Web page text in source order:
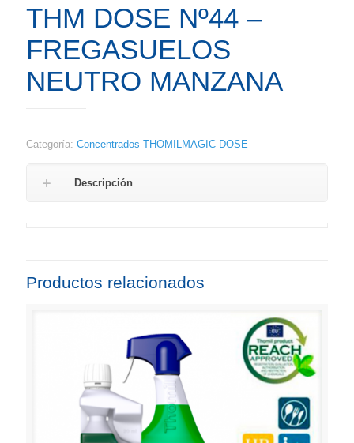
THM DOSE Nº44 –
FREGASUELOS
NEUTRO MANZANA
Categoría: Concentrados THOMILMAGIC DOSE
Descripción
Productos relacionados